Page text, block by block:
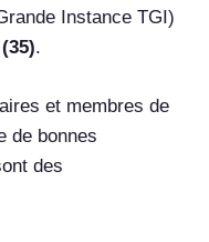
Instance TGI)
.
et membres de
de bonnes
des